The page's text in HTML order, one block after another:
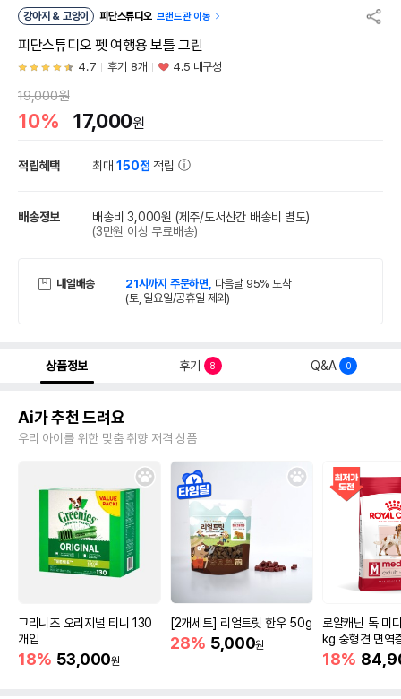
강아지 & 고양이 피단스튜디오 브랜드관 이동
피단스튜디오 펫 여행용 보틀 그린
4.7 후기 8개 4.5 내구성
19,000원
10% 17,000원
적립혜택 최대150점 적립
배송정보 배송비 3,000원 (제주/도서산간 배송비 별도)
(3만원 이상 무료배송)
내일배송 21시까지 주문하면, 다음날 95% 도착
(토, 일요일/공휴일 제외)
상품정보 후기 8 Q&A 0
Ai가 추천 드려요
우리 아이를 위한 맞춤 취향 저격 상품
그리니즈 오리지널 티니 130
개입
18% 53,000원
[2개세트] 리얼트릿 한우 50g
28% 5,000원
로얄캐닌 독 미
kg 중형견 면역
18%